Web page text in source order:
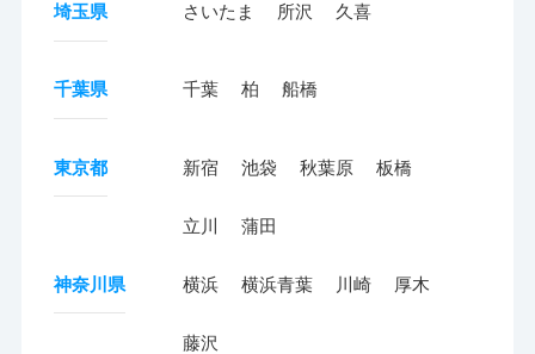
埼玉県 さいたま 所沢 久喜
千葉県 千葉 柏 船橋
東京都 新宿 池袋 秋葉原 板橋
立川 蒲田
神奈川県 横浜 横浜青葉 川崎 厚木
藤沢